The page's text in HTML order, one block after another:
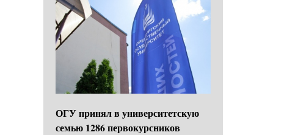
ОГУ принял в университетскую
семью 1286 первокурсников